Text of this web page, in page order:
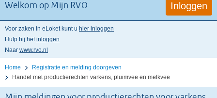
Welkom op Mijn RVO Inloggen
Voor zaken in eLoket kunt u hier inloggen
Hulp bij hetinloggen
Naar www.rvo.nl
Home
Registratie en melding doorgeven
Handel met productierechten varkens, pluimvee en melkvee